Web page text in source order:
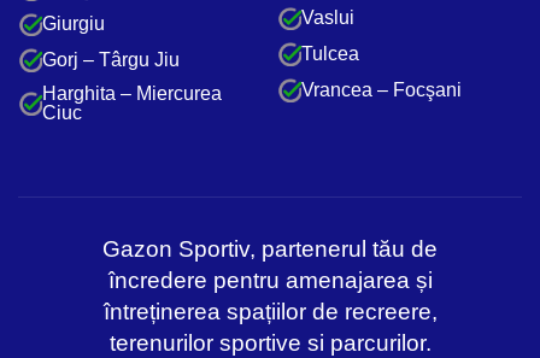
Giurgiu
Gorj – Târgu Jiu
Harghita – Miercurea
Ciuc
Vaslui
Tulcea
Vrancea – Focşani
Gazon Sportiv, partenerul tău de
încredere pentru amenajarea și
întreținerea spațiilor de recreere,
terenurilor sportive si parcurilor.